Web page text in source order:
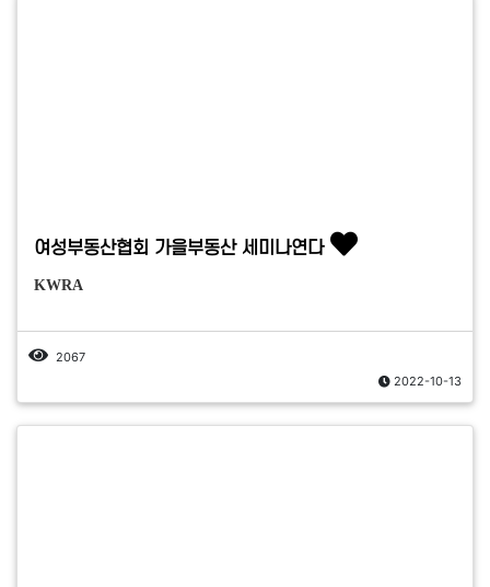
여성부동산협회 가을부동산 세미나연다
KWRA
2067
2022-10-13